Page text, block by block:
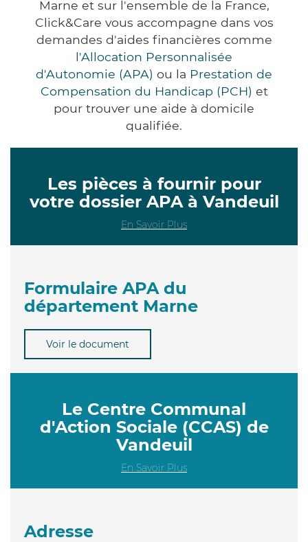
Marne et sur l'ensemble de la France,
Click&Care vous accompagne dans vos
demandes d'aides financières comme
l'Allocation Personnalisée
d'Autonomie (APA) ou la Prestation de
Compensation du Handicap (PCH) et
pour trouver une aide à domicile
qualifiée.
Les pièces à fournir pour
votre dossier APA à Vandeuil
En Savoir Plus
Formulaire APA du
département Marne
Voir le document
Le Centre Communal
d'Action Sociale (CCAS) de
Vandeuil
En Savoir Plus
Adresse